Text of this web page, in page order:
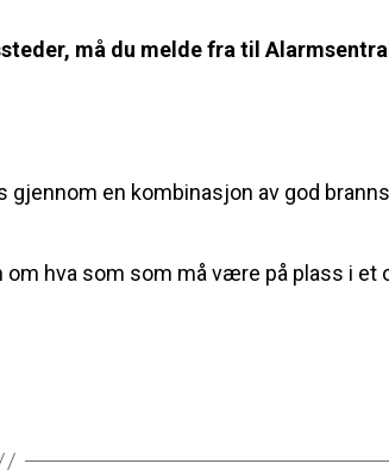
må du melde fra til
en kombinasjon av god
hva som som må være på plass i et